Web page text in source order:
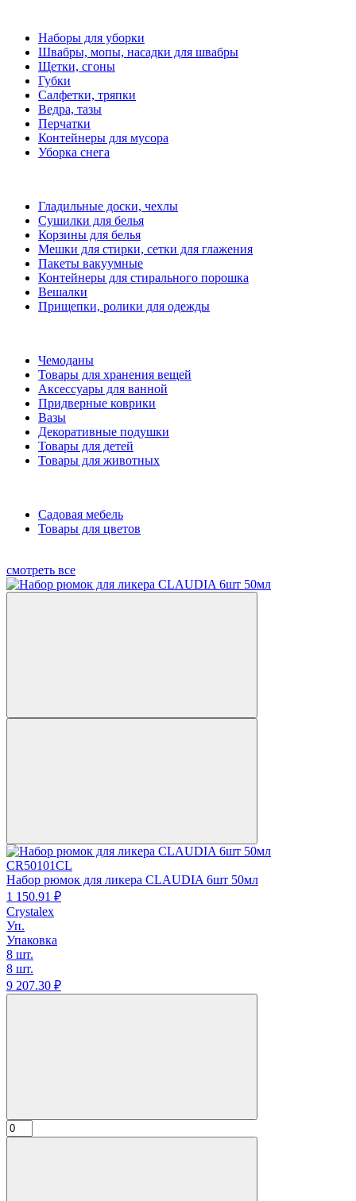
Наборы для уборки
Швабры, мопы, насадки для швабры
Щетки, сгоны
Губки
Салфетки, тряпки
Ведра, тазы
Перчатки
Контейнеры для мусора
Уборка снега
Гладильные доски, чехлы
Сушилки для белья
Корзины для белья
Мешки для стирки, сетки для глажения
Пакеты вакуумные
Контейнеры для стирального порошка
Вешалки
Прищепки, ролики для одежды
Чемоданы
Товары для хранения вещей
Аксессуары для ванной
Придверные коврики
Вазы
Декоративные подушки
Товары для детей
Товары для животных
Садовая мебель
Товары для цветов
смотреть все
CR50101CL
Набор рюмок для ликера CLAUDIA 6шт 50мл
1 150.91 ₽
Crystalex
Уп.
Упаковка
8 шт.
8 шт.
9 207.30 ₽